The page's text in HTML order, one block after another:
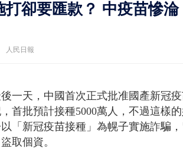
柯文哲腳傷復
金防部8小時
打卻要匯款？ 中疫苗慘
人民日報
後一天，中國首次正式批准國產新冠
首批預計接種5000萬人，不過這樣
「新冠疫苗接種」為幌子實施詐騙
取個資。